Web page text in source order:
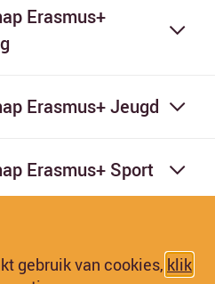
Erasmus+
Erasmus+ Jeugd
Erasmus+ Sport
gebruik van cookies, klik